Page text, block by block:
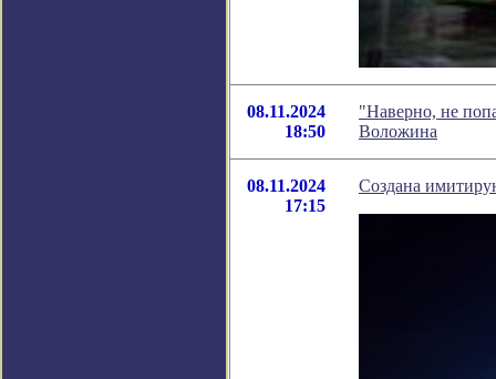
08.11.2024
18:50
"Наверно, не
Воложина
08.11.2024
17:15
Создана